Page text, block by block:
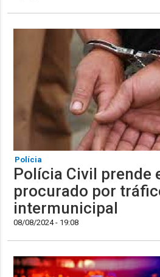
Polícia
Polícia Civil prende
procurado por
intermunicipal
08/08/2024 - 19:08